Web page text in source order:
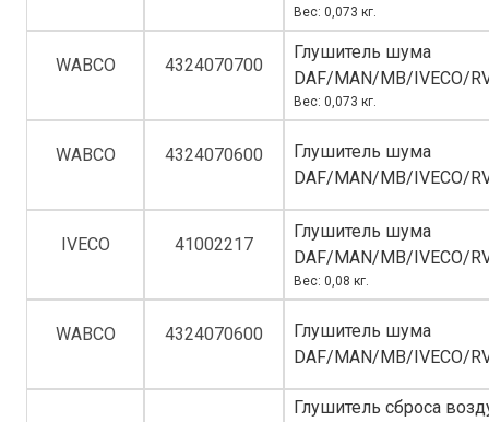
Вес: 0,073 кг.
WABCO 4324070700
Глушитель шума
DAF/MAN/MB/IVECO/
Вес: 0,073 кг.
WABCO 4324070600
Глушитель шума
DAF/MAN/MB/IVECO/
IVECO 41002217
Глушитель шума
DAF/MAN/MB/IVECO/
Вес: 0,08 кг.
WABCO 4324070600
Глушитель шума
DAF/MAN/MB/IVECO/
Глушитель сброса